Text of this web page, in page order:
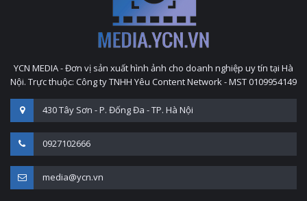
YCN MEDIA - Đơn vị sản xuất hình ảnh cho doanh nghiệp uy tín tại Hà
Nội. Trực thuộc: Công ty TNHH Yêu Content Network - MST 0109954149
430 Tây Sơn - P. Đống Đa - TP. Hà Nội
0927102666
media@ycn.vn